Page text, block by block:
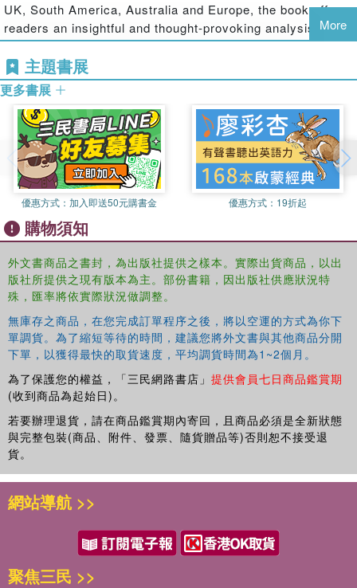
UK, South America, Australia and Europe, the book offers
readers an insightful and thought-provoking analysis of
how modern medicine has transformed our understanding
of both ourselves and the world around us, but in so doing
has arguably failed to fully recognize and account for, its
unintended and negative effects. This is an essential read
for social scientists, practitioners and policymakers who
want to better understand how they can develop new ways
of thinking about how modern medicine can promote social
goods and enhance public health.
More
主題書展
更多書展
優惠方式： 加入即送50元購書金 優惠方式： 19折起
購物須知
外文書商品之書封，為出版社提供之樣本。實際出貨商品，以出
版社所提供之現有版本為主。部份書籍，因出版社供應狀況特
殊，匯率將依實際狀況做調整。
無庫存之商品，在您完成訂單程序之後，將以空運的方式為你下
單調貨。為了縮短等待的時間，建議您將外文書與其他商品分開
下單，以獲得最快的取貨速度，平均調貨時間為1~2個月。
為了保護您的權益，「三民網路書店」 提供會員七日商品鑑賞期
(收到商品為起始日)。
若要辦理退貨，請在商品鑑賞期內寄回，且商品必須是全新狀態
與完整包裝(商品、附件、發票、隨貨贈品等)否則恕不接受退
貨。
網站導航 >>
聚焦三民 >>